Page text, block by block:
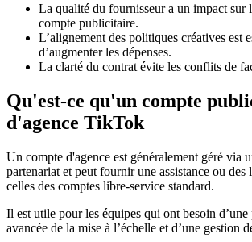
La qualité du fournisseur a un impact sur
compte publicitaire.
L’alignement des politiques créatives est
d’augmenter les dépenses.
La clarté du contrat évite les conflits de
Qu'est-ce qu'un compte
d'agence TikTok
Un compte d'agence est généralement géré via
partenariat et peut fournir une assistance ou des
celles des comptes libre-service standard.
Il est utile pour les équipes qui ont besoin d’une
avancée de la mise à l’échelle et d’une gestion